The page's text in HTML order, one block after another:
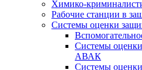
Химико-
Рабочие станции в
Системы оценки
Системы
АВАК
Системы